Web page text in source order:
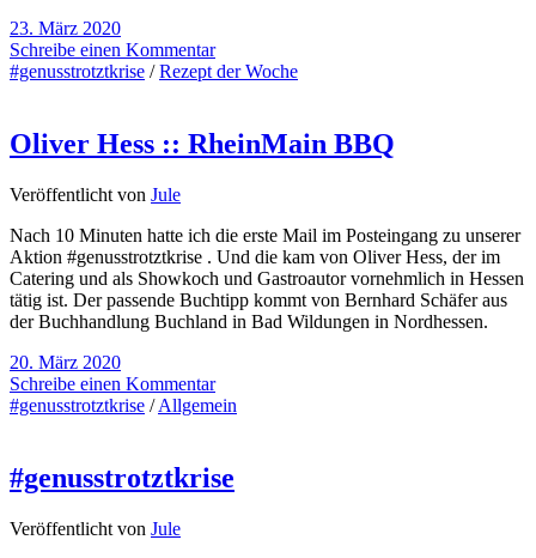
23. März 2020
Schreibe einen Kommentar
#genusstrotztkrise /Rezept der Woche
Oliver Hess :: RheinMain BBQ
Veröffentlicht von Jule
Nach 10 Minuten hatte ich die erste Mail im Posteingang zu unserer
Aktion #genusstrotztkrise . Und die kam von Oliver Hess, der im
Catering und als Showkoch und Gastroautor vornehmlich in Hessen
tätig ist. Der passende Buchtipp kommt von Bernhard Schäfer aus
der Buchhandlung Buchland in Bad Wildungen in Nordhessen.
20. März 2020
Schreibe einen Kommentar
#genusstrotztkrise /Allgemein
#genusstrotztkrise
Veröffentlicht von Jule